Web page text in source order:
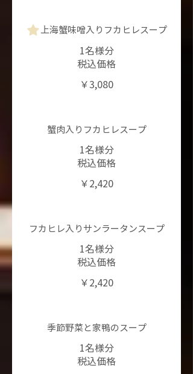
上海蟹味噌入りフカヒレスープ
1名様分
税込価格
￥3,080
蟹肉入りフカヒレスープ
1名様分
税込価格
￥2,420
フカヒレ入りサンラータンスープ
1名様分
税込価格
￥2,420
季節野菜と家鴨のスープ
1名様分
税込価格